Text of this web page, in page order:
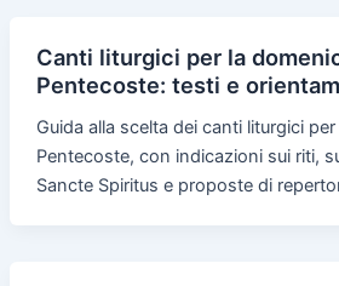
Canti liturgici per la
Pentecoste: testi e
Guida alla scelta dei canti liturgici
Pentecoste, con indicazioni sui riti,
Sancte Spiritus e proposte di